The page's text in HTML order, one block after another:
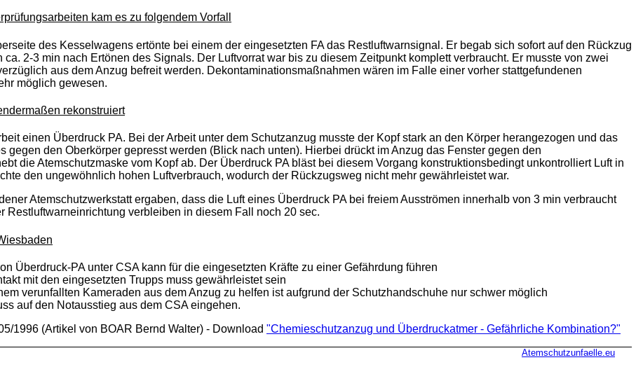
kam es zu folgendem Vorfall
des Kesselwagens ertönte bei einem der eingesetzten FA das Restluftwarnsignal. Er begab sich sofort auf den Rückzug
ca. 2-3 min nach Ertönen des Signals. Der Luftvorrat war bis zu diesem Zeitpunkt komplett verbraucht. Er musste von zwei
aus dem Anzug befreit werden. Dekontaminationsmaßnahmen wären im Falle einer vorher stattgefundenen
möglich gewesen.
rekonstruiert
einen Überdruck PA. Bei der Arbeit unter dem Schutzanzug musste der Kopf stark an den Körper herangezogen und das
gegen den Oberkörper gepresst werden (Blick nach unten). Hierbei drückt im Anzug das Fenster gegen den
die Atemschutzmaske vom Kopf ab. Der Überdruck PA bläst bei diesem Vorgang konstruktionsbedingt unkontrolliert Luft in
den ungewöhnlich hohen Luftverbrauch, wodurch der Rückzugsweg nicht mehr gewährleistet war.
Atemschutzwerkstatt ergaben, dass die Luft eines Überdruck PA bei freiem Ausströmen innerhalb von 3 min verbraucht
Restluftwarneinrichtung verbleiben in diesem Fall noch 20 sec.
Überdruck-PA unter CSAkann für die eingesetzten Kräfte zu einer Gefährdung führen
mit den eingesetzten Trupps muss gewährleistet sein
verunfallten Kameraden aus dem Anzug zu helfen ist aufgrund der Schutzhandschuhe nur schwer möglich
auf den Notausstieg aus dem CSA eingehen.
1996 (Artikel von BOAR Bernd Walter) - Download "Chemieschutzanzug und Überdruckatmer - Gefährliche Kombination?"
Atemschutzunfaelle.eu